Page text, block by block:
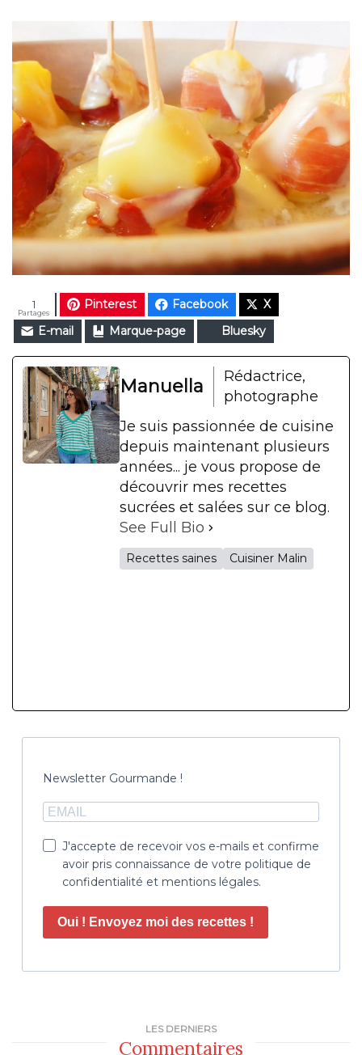
Pinterest Facebook
X
E-mail
Marque-page Bluesky
Partages
1
Manuella
Rédactrice,
photographe
Je suis passionnée de cuisine
depuis maintenant plusieurs
années... je vous propose de
découvrir mes recettes
sucrées et salées sur ce blog.
See Full Bio
Recettes saines Cuisiner Malin
Newsletter Gourmande !
J'accepte de recevoir vos e-mails et confirme
avoir pris connaissance de votre politique de
confidentialité et mentions légales.
Oui ! Envoyez moi des recettes !
LES DERNIERS
Commentaires